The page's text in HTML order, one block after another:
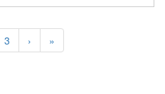
3 › »